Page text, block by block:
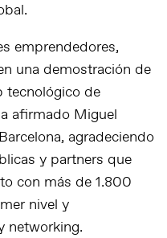
emprendedores,
una demostración de
tecnológico de
afirmado Miguel
agradeciendo
y partners que
con más de 1.800
nivel y
networking.